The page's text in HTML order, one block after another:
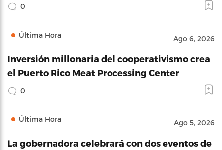
0
Última Hora Ago 6, 2026
Inversión millonaria del cooperativismo crea
el Puerto Rico Meat Processing Center
0
Última Hora Ago 5, 2026
La gobernadora celebrará con dos eventos de